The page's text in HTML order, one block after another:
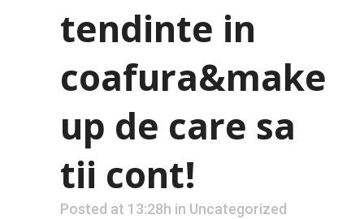
tendinte in
coafura&make
up de care sa
tii cont!
Posted at 13:28h in Uncategorized